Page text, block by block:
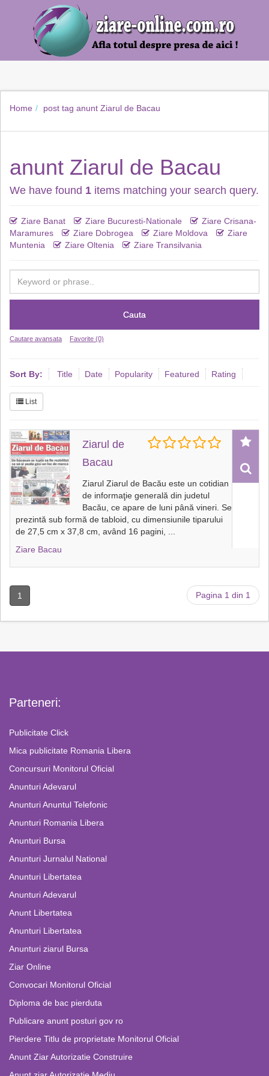
Home post tag anunt Ziarul de Bacau
anunt Ziarul de Bacau
We have found 1 items matching your search query.
Ziare Banat Ziare Bucuresti-Nationale
Ziare Crisana-
Maramures
Ziare Dobrogea Ziare Moldova
Ziare
Muntenia
Ziare Oltenia Ziare Transilvania
Cauta
Cautare avansata Favorite (0)
Sort By: Title Date Popularity Featured Rating
List
Ziarul de
Bacau
Ziarul Ziarul de Bacău este un cotidian
de informaţie generală din judetul
Bacău, ce apare de luni până vineri. Se
prezintă sub formă de tabloid, cu dimensiunile tiparului
de 27,5 cm x 37,8 cm, având 16 pagini,
Ziare Bacau
1 Pagina 1 din 1
Parteneri:
Publicitate Click
Mica publicitate Romania Libera
Concursuri Monitorul Oficial
Anunturi Adevarul
Anunturi Anuntul Telefonic
Anunturi Romania Libera
Anunturi Bursa
Anunturi Jurnalul National
Anunturi Libertatea
Anunturi Adevarul
Anunt Libertatea
Anunturi Libertatea
Anunturi ziarul Bursa
Ziar Online
Convocari Monitorul Oficial
Diploma de bac pierduta
Publicare anunt posturi gov ro
Pierdere Titlu de proprietate Monitorul Oficial
Anunt Ziar Autorizatie Construire